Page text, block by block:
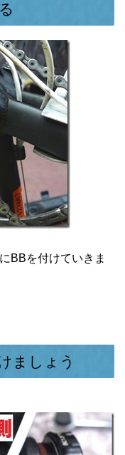
BBを付けていきま
ましょう